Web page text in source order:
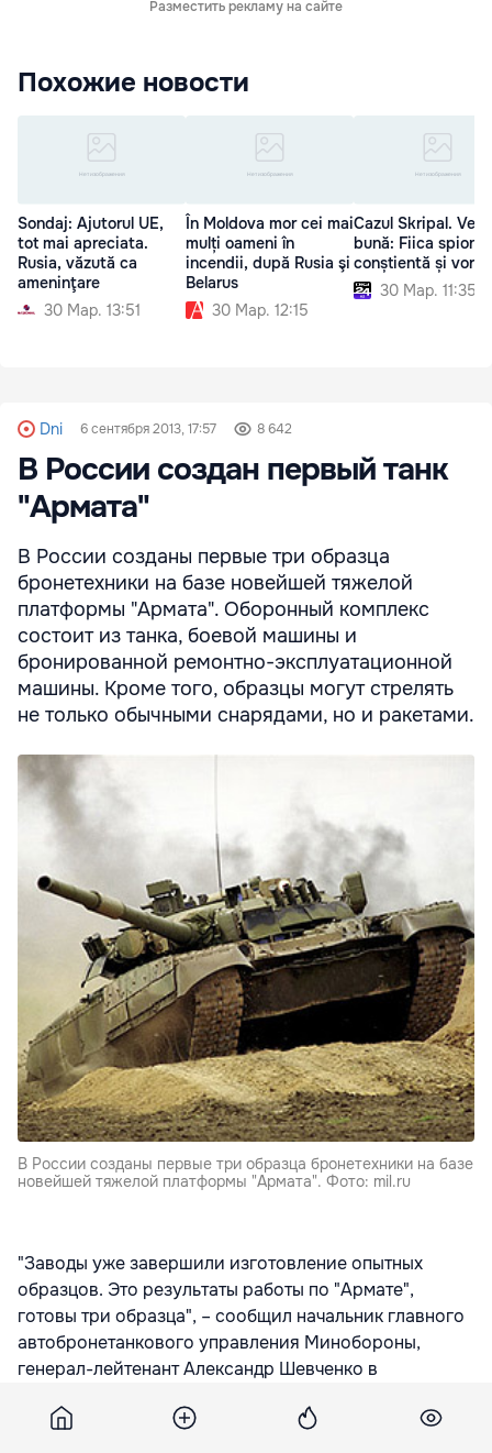
Разместить рекламу на сайте
Похожие новости
Sondaj: Ajutorul UE,
tot mai apreciata.
Rusia, văzută ca
ameninţare
30 Мар. 13:51
În Moldova mor cei mai
mulți oameni în
incendii, după Rusia şi
Belarus
30 Мар. 12:15
Cazul Skripal.
bună: Fiica
conștientă și
30 Мар. 11:35
Dni 6 сентября 2013, 17:57 8 642
В России создан первый танк
"Армата"
В России созданы первые три образца
бронетехники на базе новейшей тяжелой
платформы "Армата". Оборонный комплекс
состоит из танка, боевой машины и
бронированной ремонтно-эксплуатационной
машины. Кроме того, образцы могут стрелять
не только обычными снарядами, но и ракетами.
В России созданы первые три образца бронетехники на базе
новейшей тяжелой платформы "Армата". Фото: mil.ru
"Заводы уже завершили изготовление опытных
образцов. Это результаты работы по "Армате",
готовы три образца", – сообщил начальник главного
автобронетанкового управления Минобороны,
генерал-лейтенант Александр Шевченко в
По его словам, речь идет о танке, тяжелой боевой